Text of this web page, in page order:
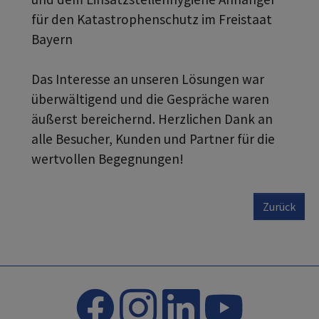
für den Katastrophenschutz im Freistaat
Bayern
Das Interesse an unseren Lösungen war
überwältigend und die Gespräche waren
äußerst bereichernd. Herzlichen Dank an
alle Besucher, Kunden und Partner für die
wertvollen Begegnungen!
Zurück